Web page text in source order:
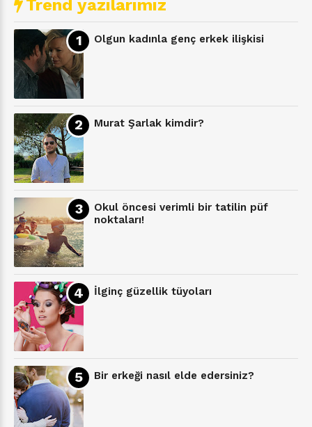
Trend yazılarımız
Olgun kadınla genç erkek ilişkisi
Murat Şarlak kimdir?
Okul öncesi verimli bir tatilin püf
noktaları!
İlginç güzellik tüyoları
Bir erkeği nasıl elde edersiniz?